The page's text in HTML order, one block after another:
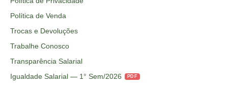
Política de Venda
Trocas e Devoluções
Trabalhe Conosco
Transparência Salarial
Igualdade Salarial — 1° Sem/2026
PDF